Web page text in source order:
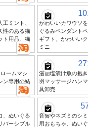
ミント、
性のある猫
ト用品、猫
かわいいカワウソ
ぐるみペンダント
ギフト、かわいい
ミニ
ームマシ
ン専用の結
漫画塩漬け魚の抱
羽マッサージハン
具卸売
、ぬいぐる
バーシブル
音響やネズミのシ
用おもちゃ、ぬい